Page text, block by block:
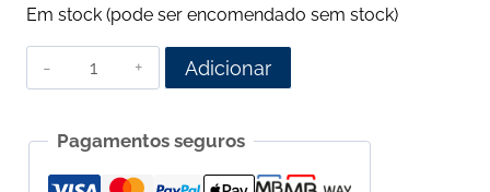
Em stock (pode ser encomendado sem stock)
Quantidade
de
para
Violino
Adicionar
Pagamentos seguros